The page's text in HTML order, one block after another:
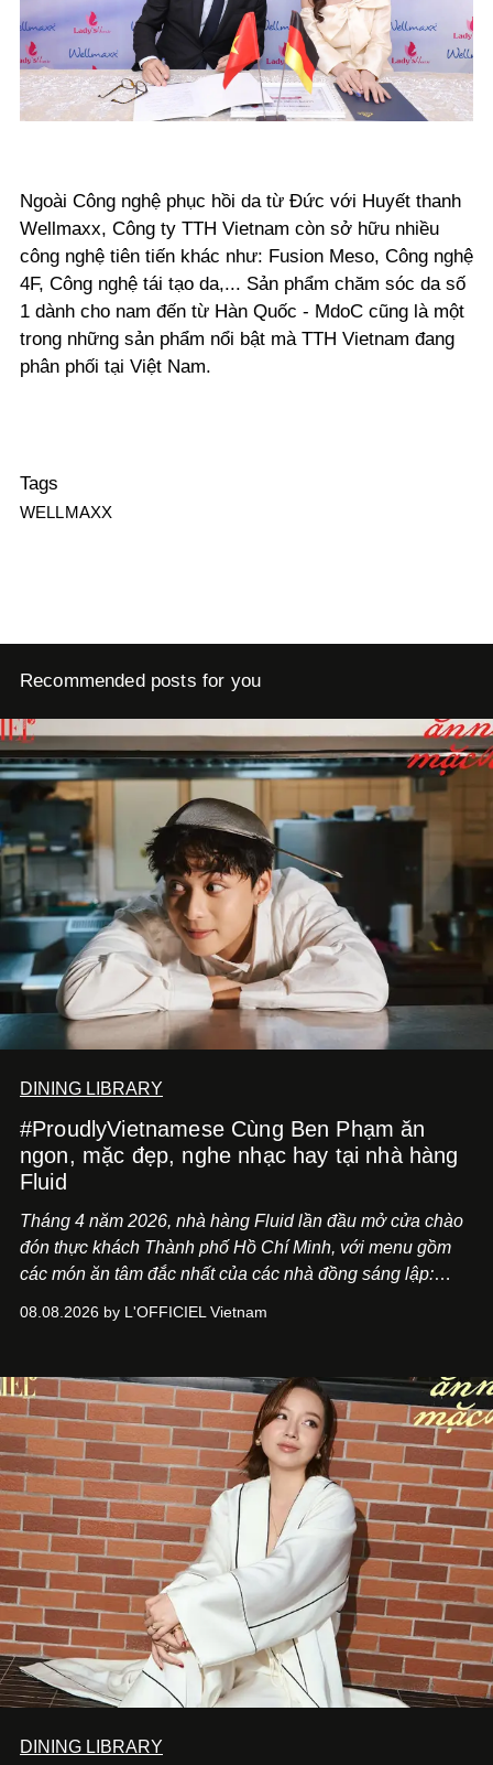
Ngoài Công nghệ phục hồi da từ Đức với Huyết thanh
Wellmaxx, Công ty TTH Vietnam còn sở hữu nhiều
công nghệ tiên tiến khác như: Fusion Meso, Công nghệ
4F, Công nghệ tái tạo da,... Sản phẩm chăm sóc da số
1 dành cho nam đến từ Hàn Quốc - MdoC cũng là một
trong những sản phẩm nổi bật mà TTH Vietnam đang
phân phối tại Việt Nam.
Tags
WELLMAXX
Recommended posts for you
DINING LIBRARY
#ProudlyVietnamese Cùng Ben Phạm ăn
ngon, mặc đẹp, nghe nhạc hay tại nhà hàng
Fluid
Tháng 4 năm 2026, nhà hàng Fluid lần đầu mở cửa chào
đón thực khách Thành phố Hồ Chí Minh, với menu gồm
các món ăn tâm đắc nhất của các nhà đồng sáng lập:
món ăn đa dạng từ Á đến Âu nhanh chóng được yêu thích
mang đến niềm vui cho thực khách.
08.08.2026 by L'OFFICIEL Vietnam
DINING LIBRARY